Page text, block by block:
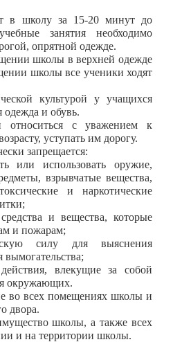
в школу за 15-20 минут до
занятия необходимо
опрятной одежде.
школы в верхней одежде
школы все ученики ходят
культурой у учащихся
одежда и обувь.
относиться с уважением к
уступать им дорогу.
запрещается:
или использовать оружие,
взрывчатые вещества,
и наркотические
и вещества, которые
и пожарам;
силу для выяснения
влекущие за собой
окружающих.
во всех помещениях школы и
двора.
школы, а также всех
и на территории школы.